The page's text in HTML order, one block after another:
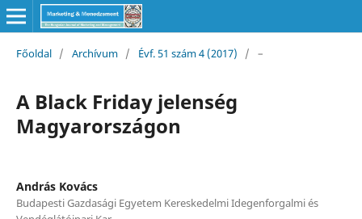
Főoldal / Archívum / Évf. 51 szám 4 (2017) / –
A Black Friday jelenség
Magyarországon
András Kovács
Budapesti Gazdasági Egyetem Kereskedelmi Idegenforgalmi és